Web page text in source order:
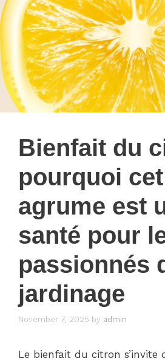
Bienfait du
pourquoi cet
agrume est
santé pour
passionnés
jardinage
November 7, 2025 by admin
Le bienfait du citron s’invite